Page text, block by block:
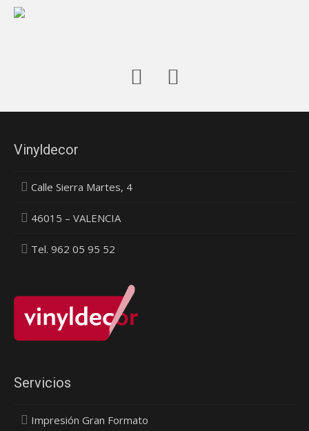
Vinyldecor
Calle Sierra Martes, 4
46015 – VALENCIA
Tel. 962 05 95 52
Servicios
Impresión Gran Formato